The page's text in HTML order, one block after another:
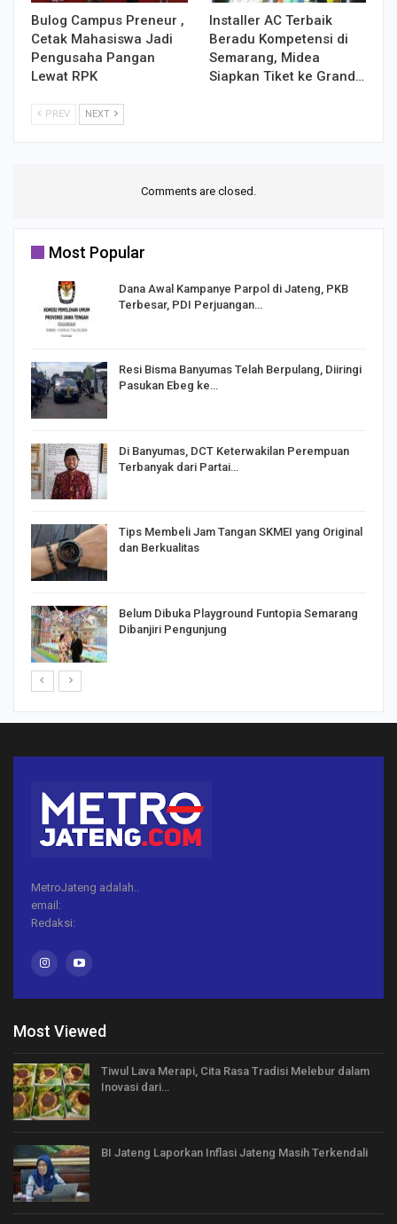
Bulog Campus Preneur ,
Cetak Mahasiswa Jadi
Pengusaha Pangan
Lewat RPK
Installer AC Terbaik
Beradu Kompetensi di
Semarang, Midea
Siapkan Tiket ke Grand…
PREV NEXT
Comments are closed.
Most Popular
Dana Awal Kampanye Parpol di Jateng, PKB
Terbesar, PDI Perjuangan…
Resi Bisma Banyumas Telah Berpulang, Diiringi
Pasukan Ebeg ke…
Di Banyumas, DCT Keterwakilan Perempuan
Terbanyak dari Partai…
Tips Membeli Jam Tangan SKMEI yang Original
dan Berkualitas
Belum Dibuka Playground Funtopia Semarang
Dibanjiri Pengunjung
MetroJateng adalah..
email:
Redaksi:
Most Viewed
Tiwul Lava Merapi, Cita Rasa Tradisi Melebur dalam
Inovasi dari…
BI Jateng Laporkan Inflasi Jateng Masih Terkendali